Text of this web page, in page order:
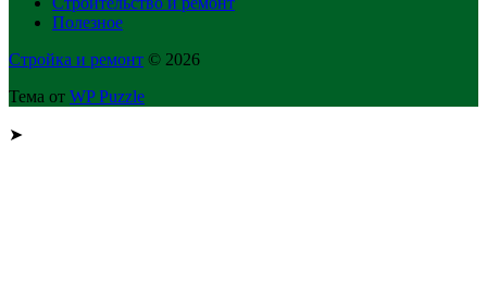
Полезное
Стройка и ремонт © 2026
Тема от WP Puzzle
➤